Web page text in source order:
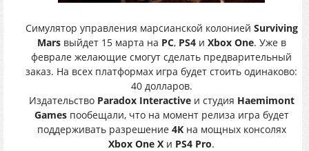
Симулятор управления марсианской колонией Surviving
Marsвыйдет 15 марта на PC, PS4и Xbox One. Уже в
феврале желающие смогут сделать предварительный
заказ. На всех платформах игра будет стоить одинаково:
40 долларов.
Издательство Paradox Interactiveи студия Haemimont
Gamesпообещали, что на момент релиза игра будет
поддерживать разрешение 4Kна мощных консолях
Xbox One X и PS4 Pro.